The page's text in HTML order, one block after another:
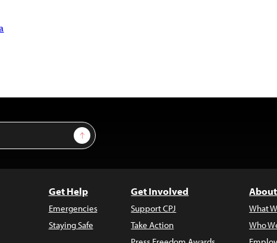
Sign Up
Get Help
Emergencies
Staying Safe
Get Involved
Support CPJ
Take Action
What
Who